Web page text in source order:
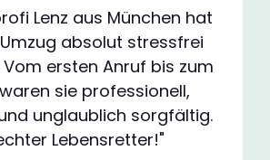
Lenz aus München hat
absolut stressfrei
ersten Anruf bis zum
sie professionell,
unglaublich sorgfältig.
Lebensretter!"